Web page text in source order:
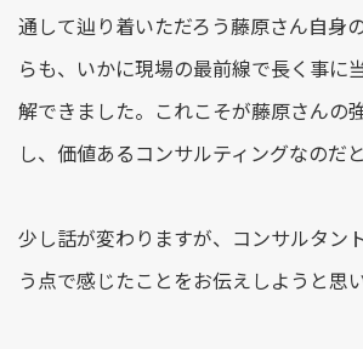
通して辿り着いただろう藤原さん自身
らも、いかに現場の最前線で長く事に
解できました。これこそが藤原さんの
し、価値あるコンサルティングなのだ
少し話が変わりますが、コンサルタン
う点で感じたことをお伝えしようと思い